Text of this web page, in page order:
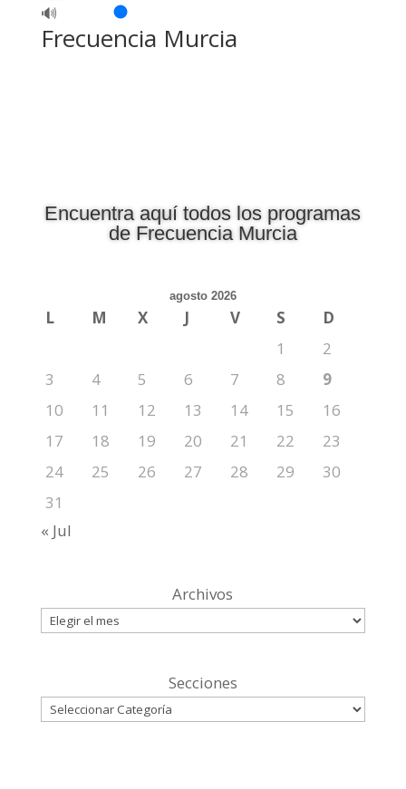
🔊
Frecuencia Murcia
Encuentra aquí todos los programas
de Frecuencia Murcia
agosto 2026
L M X J V S
D
1
2
3
4 5 6 7 8
9
10
11 12 13 14 15
16
17
18 19 20 21 22
23
24
25 26 27 28 29
30
31
« Jul
Archivos
Secciones